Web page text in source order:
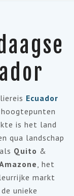
Ecuador
is het land
qua landschap
Quito &
, het
markt
unieke